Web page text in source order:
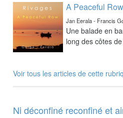
A Peaceful Row
Jan Eerala - Francis
Une balade en
long des côtes
Voir tous les articles de cette
Ni déconfiné reconfiné et